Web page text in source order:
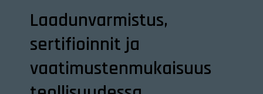
Laadunvarmistus,
sertifioinnit ja
vaatimustenmukaisuus